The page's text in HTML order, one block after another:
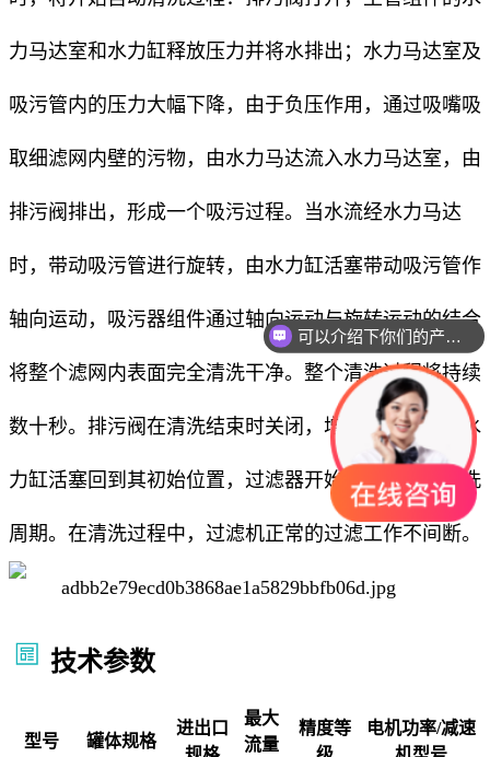
力马达室和水力缸释放压力并将水排出；水力马达室及
吸污管内的压力大幅下降，由于负压作用，通过吸嘴吸
取细滤网内壁的污物，由水力马达流入水力马达室，由
排污阀排出，形成一个吸污过程。当水流经水力马达
时，带动吸污管进行旋转，由水力缸活塞带动吸污管作
轴向运动，吸污器组件通过轴向运动与旋转运动的结合
将整个滤网内表面完全清洗干净。整个清洗过程将持续
数十秒。排污阀在清洗结束时关闭，增加的水压会使水
力缸活塞回到其初始位置，过滤器开始准备下一个冲洗
周期。在清洗过程中，过滤机正常的过滤工作不间断。
技术参数
型号 罐体规格
进出口
最大
流量
精度等
电机功率/减速
可以介绍下你们的产品么